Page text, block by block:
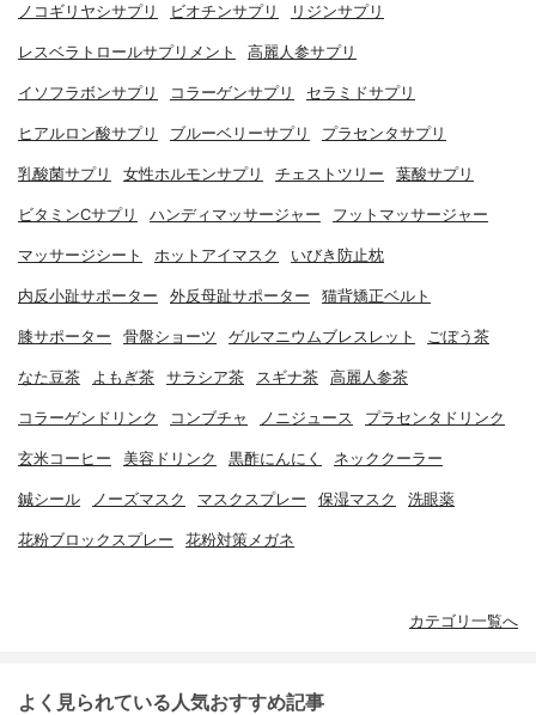
ノコギリヤシサプリ ビオチンサプリ リジンサプリ
レスベラトロールサプリメント 高麗人参サプリ
イソフラボンサプリ コラーゲンサプリ セラミドサプリ
ヒアルロン酸サプリ ブルーベリーサプリ プラセンタサプリ
乳酸菌サプリ 女性ホルモンサプリ チェストツリー 葉酸サプリ
ビタミンCサプリ ハンディマッサージャー フットマッサージャー
マッサージシート ホットアイマスク いびき防止枕
内反小趾サポーター 外反母趾サポーター 猫背矯正ベルト
膝サポーター 骨盤ショーツ ゲルマニウムブレスレット ごぼう茶
なた豆茶 よもぎ茶 サラシア茶 スギナ茶 高麗人参茶
コラーゲンドリンク コンブチャ ノニジュース プラセンタドリンク
玄米コーヒー 美容ドリンク 黒酢にんにく ネッククーラー
鍼シール ノーズマスク マスクスプレー 保湿マスク 洗眼薬
花粉ブロックスプレー 花粉対策メガネ
カテゴリ一覧へ
よく見られている人気おすすめ記事